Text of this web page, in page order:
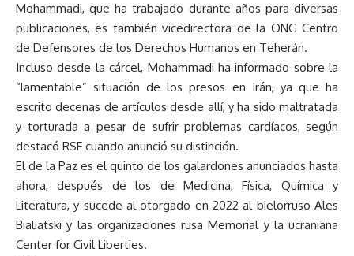
Mohammadi, que ha trabajado durante años para diversas
publicaciones, es también vicedirectora de la ONG Centro
de Defensores de los Derechos Humanos en Teherán.
Incluso desde la cárcel, Mohammadi ha informado sobre la
“lamentable” situación de los presos en Irán, ya que ha
escrito decenas de artículos desde allí, y ha sido maltratada
y torturada a pesar de sufrir problemas cardíacos, según
destacó RSF cuando anunció su distinción.
El de la Paz es el quinto de los galardones anunciados hasta
ahora, después de los de Medicina, Física, Química y
Literatura, y sucede al otorgado en 2022 al bielorruso Ales
Bialiatski y las organizaciones rusa Memorial y la ucraniana
Center for Civil Liberties.